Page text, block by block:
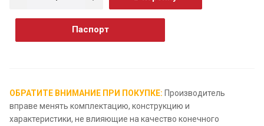
Паспорт
ОБРАТИТЕ ВНИМАНИЕ ПРИ ПОКУПКЕ: Производитель
вправе менять комплектацию, конструкцию и
характеристики, не влияющие на качество конечного